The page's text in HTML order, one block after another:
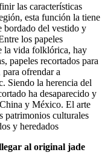
las características
esta función la tiene
bordado del vestido y
los papeles
la vida folklórica, hay
papeles recortados para
ofrendar a
Siendo la herencia del
ha desaparecido y
y México. El arte
patrimonios culturales
y heredados
al original jade